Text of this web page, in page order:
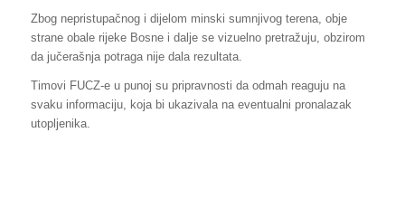
Zbog nepristupačnog i dijelom minski sumnjivog terena, obje
strane obale rijeke Bosne i dalje se vizuelno pretražuju, obzirom
da jučerašnja potraga nije dala rezultata.
Timovi FUCZ-e u punoj su pripravnosti da odmah reaguju na
svaku informaciju, koja bi ukazivala na eventualni pronalazak
utopljenika.